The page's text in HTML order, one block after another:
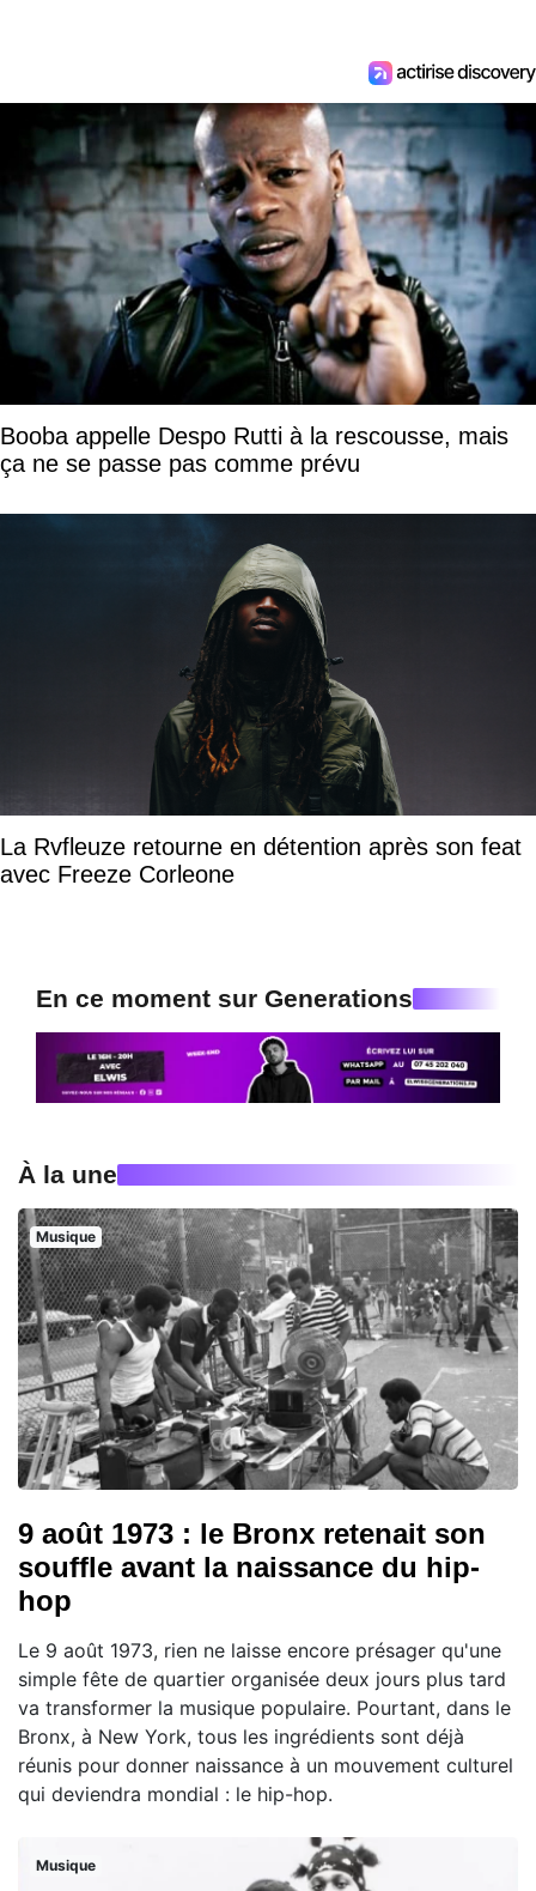
Booba appelle Despo Rutti à la rescousse, mais
ça ne se passe pas comme prévu
La Rvfleuze retourne en détention après son feat
avec Freeze Corleone
En ce moment sur Generations
À la une
Musique
9 août 1973 : le Bronx retenait son
souffle avant la naissance du hip-
hop
Le 9 août 1973, rien ne laisse encore présager qu'une
simple fête de quartier organisée deux jours plus tard
va transformer la musique populaire. Pourtant, dans le
Bronx, à New York, tous les ingrédients sont déjà
réunis pour donner naissance à un mouvement culturel
qui deviendra mondial : le hip-hop.
Musique